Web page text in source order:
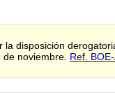
la disposición
noviembre. Ref.